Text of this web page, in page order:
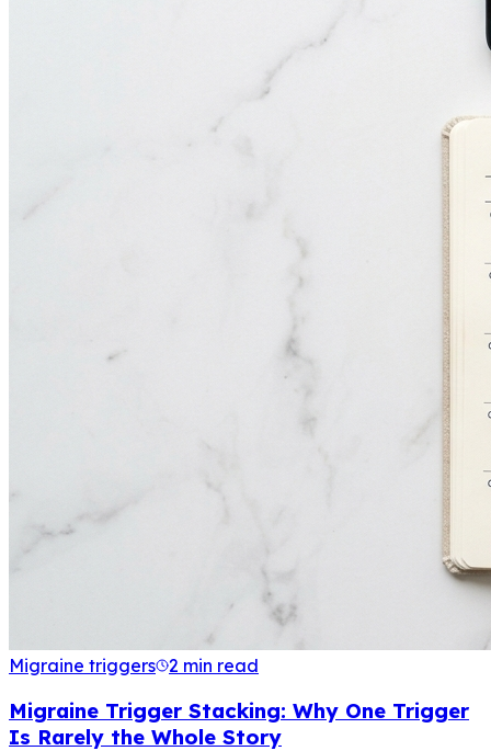
Migraine triggers 2 min read
Migraine Trigger Stacking: Why One Trigger
Is Rarely the Whole Story